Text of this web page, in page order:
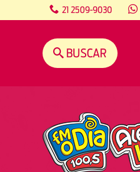
21 2509-9030
BUSCAR